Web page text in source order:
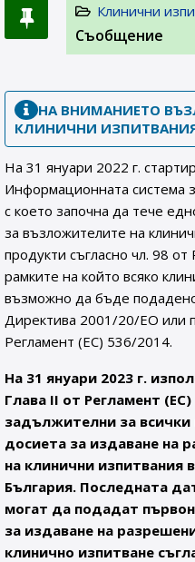
Клинични
Съобщение
НА ВНИМАНИЕТО
КЛИНИЧНИ
На 31 януари 2022 г.
Информационната система
с което започна да тече
за възложителите на
продукти съгласно чл. 98
рамките на който всяко
възможно да бъде
Директива 2001/20/ЕО или
Регламент (ЕС) 536/2014.
На 31 януари 2023 г.
Глава II от Регламент
задължителни за всички
досиета за издаване на
на клинични изпитвания
България. Последната
могат да подадат
за издаване на
клинично изпитване